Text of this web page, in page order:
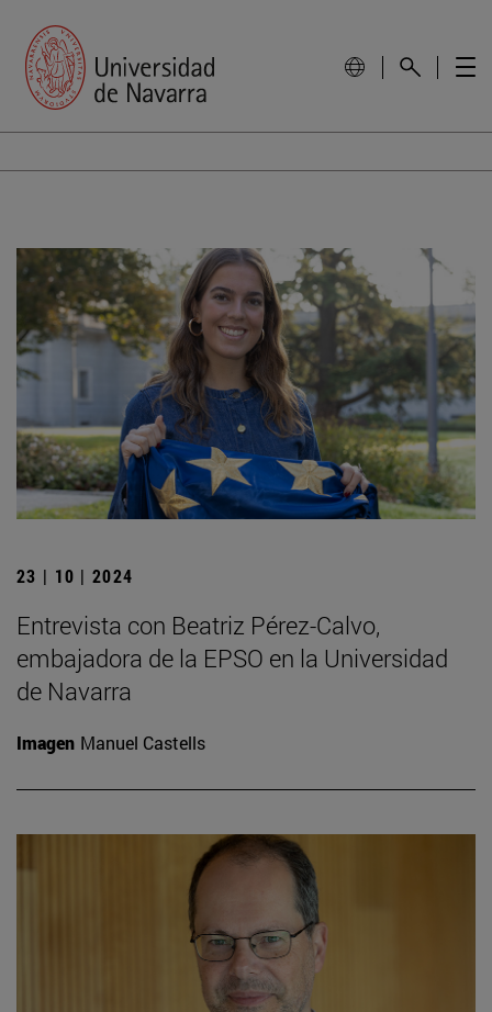
23 | 10 | 2024
Entrevista con Beatriz Pérez-Calvo,
embajadora de la EPSO en la Universidad
de Navarra
Imagen Manuel Castells